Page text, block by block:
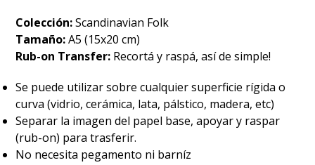
Colección:Scandinavian Folk
Tamaño:A5 (15x20 cm)
Rub-on Transfer: Recortá y raspá, así de simple!
Se puede utilizar sobre cualquier superficie rígida o
curva (vidrio, cerámica, lata, pálstico, madera, etc)
Separar la imagen del papel base, apoyar y raspar
(rub-on) para trasferir.
No necesita pegamento ni barníz